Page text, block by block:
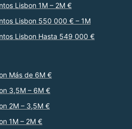
Lisbon 1M – 2M €
Lisbon 550 000 € – 1M
Lisbon Hasta 549 000 €
Más de 6M €
3,5M – 6M €
2M – 3,5M €
1M – 2M €